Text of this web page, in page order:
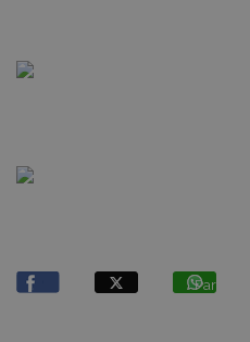
Partekatu